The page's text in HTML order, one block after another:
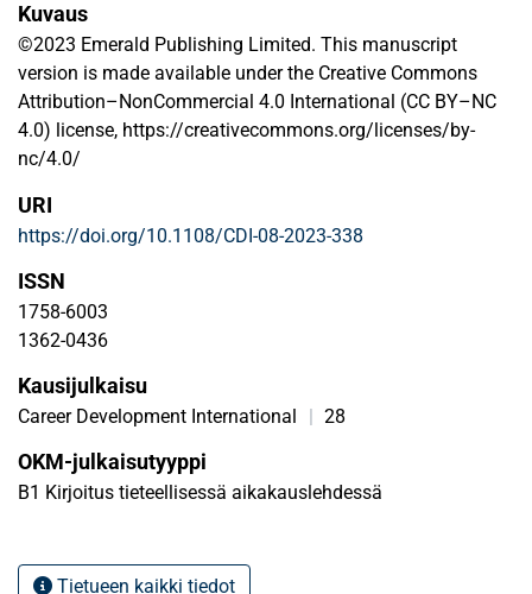
Kuvaus
©2023 Emerald Publishing Limited. This manuscript
version is made available under the Creative Commons
Attribution–NonCommercial 4.0 International (CC BY–NC
4.0) license, https://creativecommons.org/licenses/by-
nc/4.0/
URI
https://doi.org/10.1108/CDI-08-2023-338
ISSN
1758-6003
1362-0436
Kausijulkaisu
Career Development International | 28
OKM-julkaisutyyppi
B1 Kirjoitus tieteellisessä aikakauslehdessä
Tietueen kaikki tiedot